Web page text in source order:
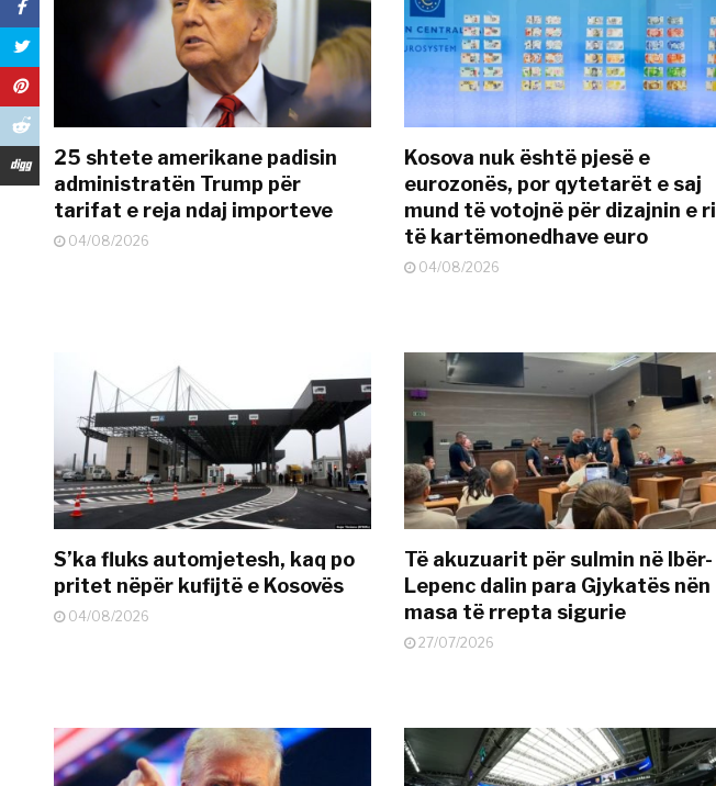
25 shtete amerikane padisin
administratën Trump për
tarifat e reja ndaj importeve
04/08/2026
Kosova nuk është pjesë e
eurozonës, por qytetarët e saj
mund të votojnë për dizajnin e ri
të kartëmonedhave euro
04/08/2026
S’ka fluks automjetesh, kaq po
pritet nëpër kufijtë e Kosovës
04/08/2026
Të akuzuarit për sulmin në Ibër-
Lepenc dalin para Gjykatës nën
masa të rrepta sigurie
27/07/2026